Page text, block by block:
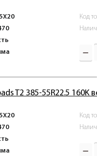
Код
T2 385-55R22.5 160K
Код